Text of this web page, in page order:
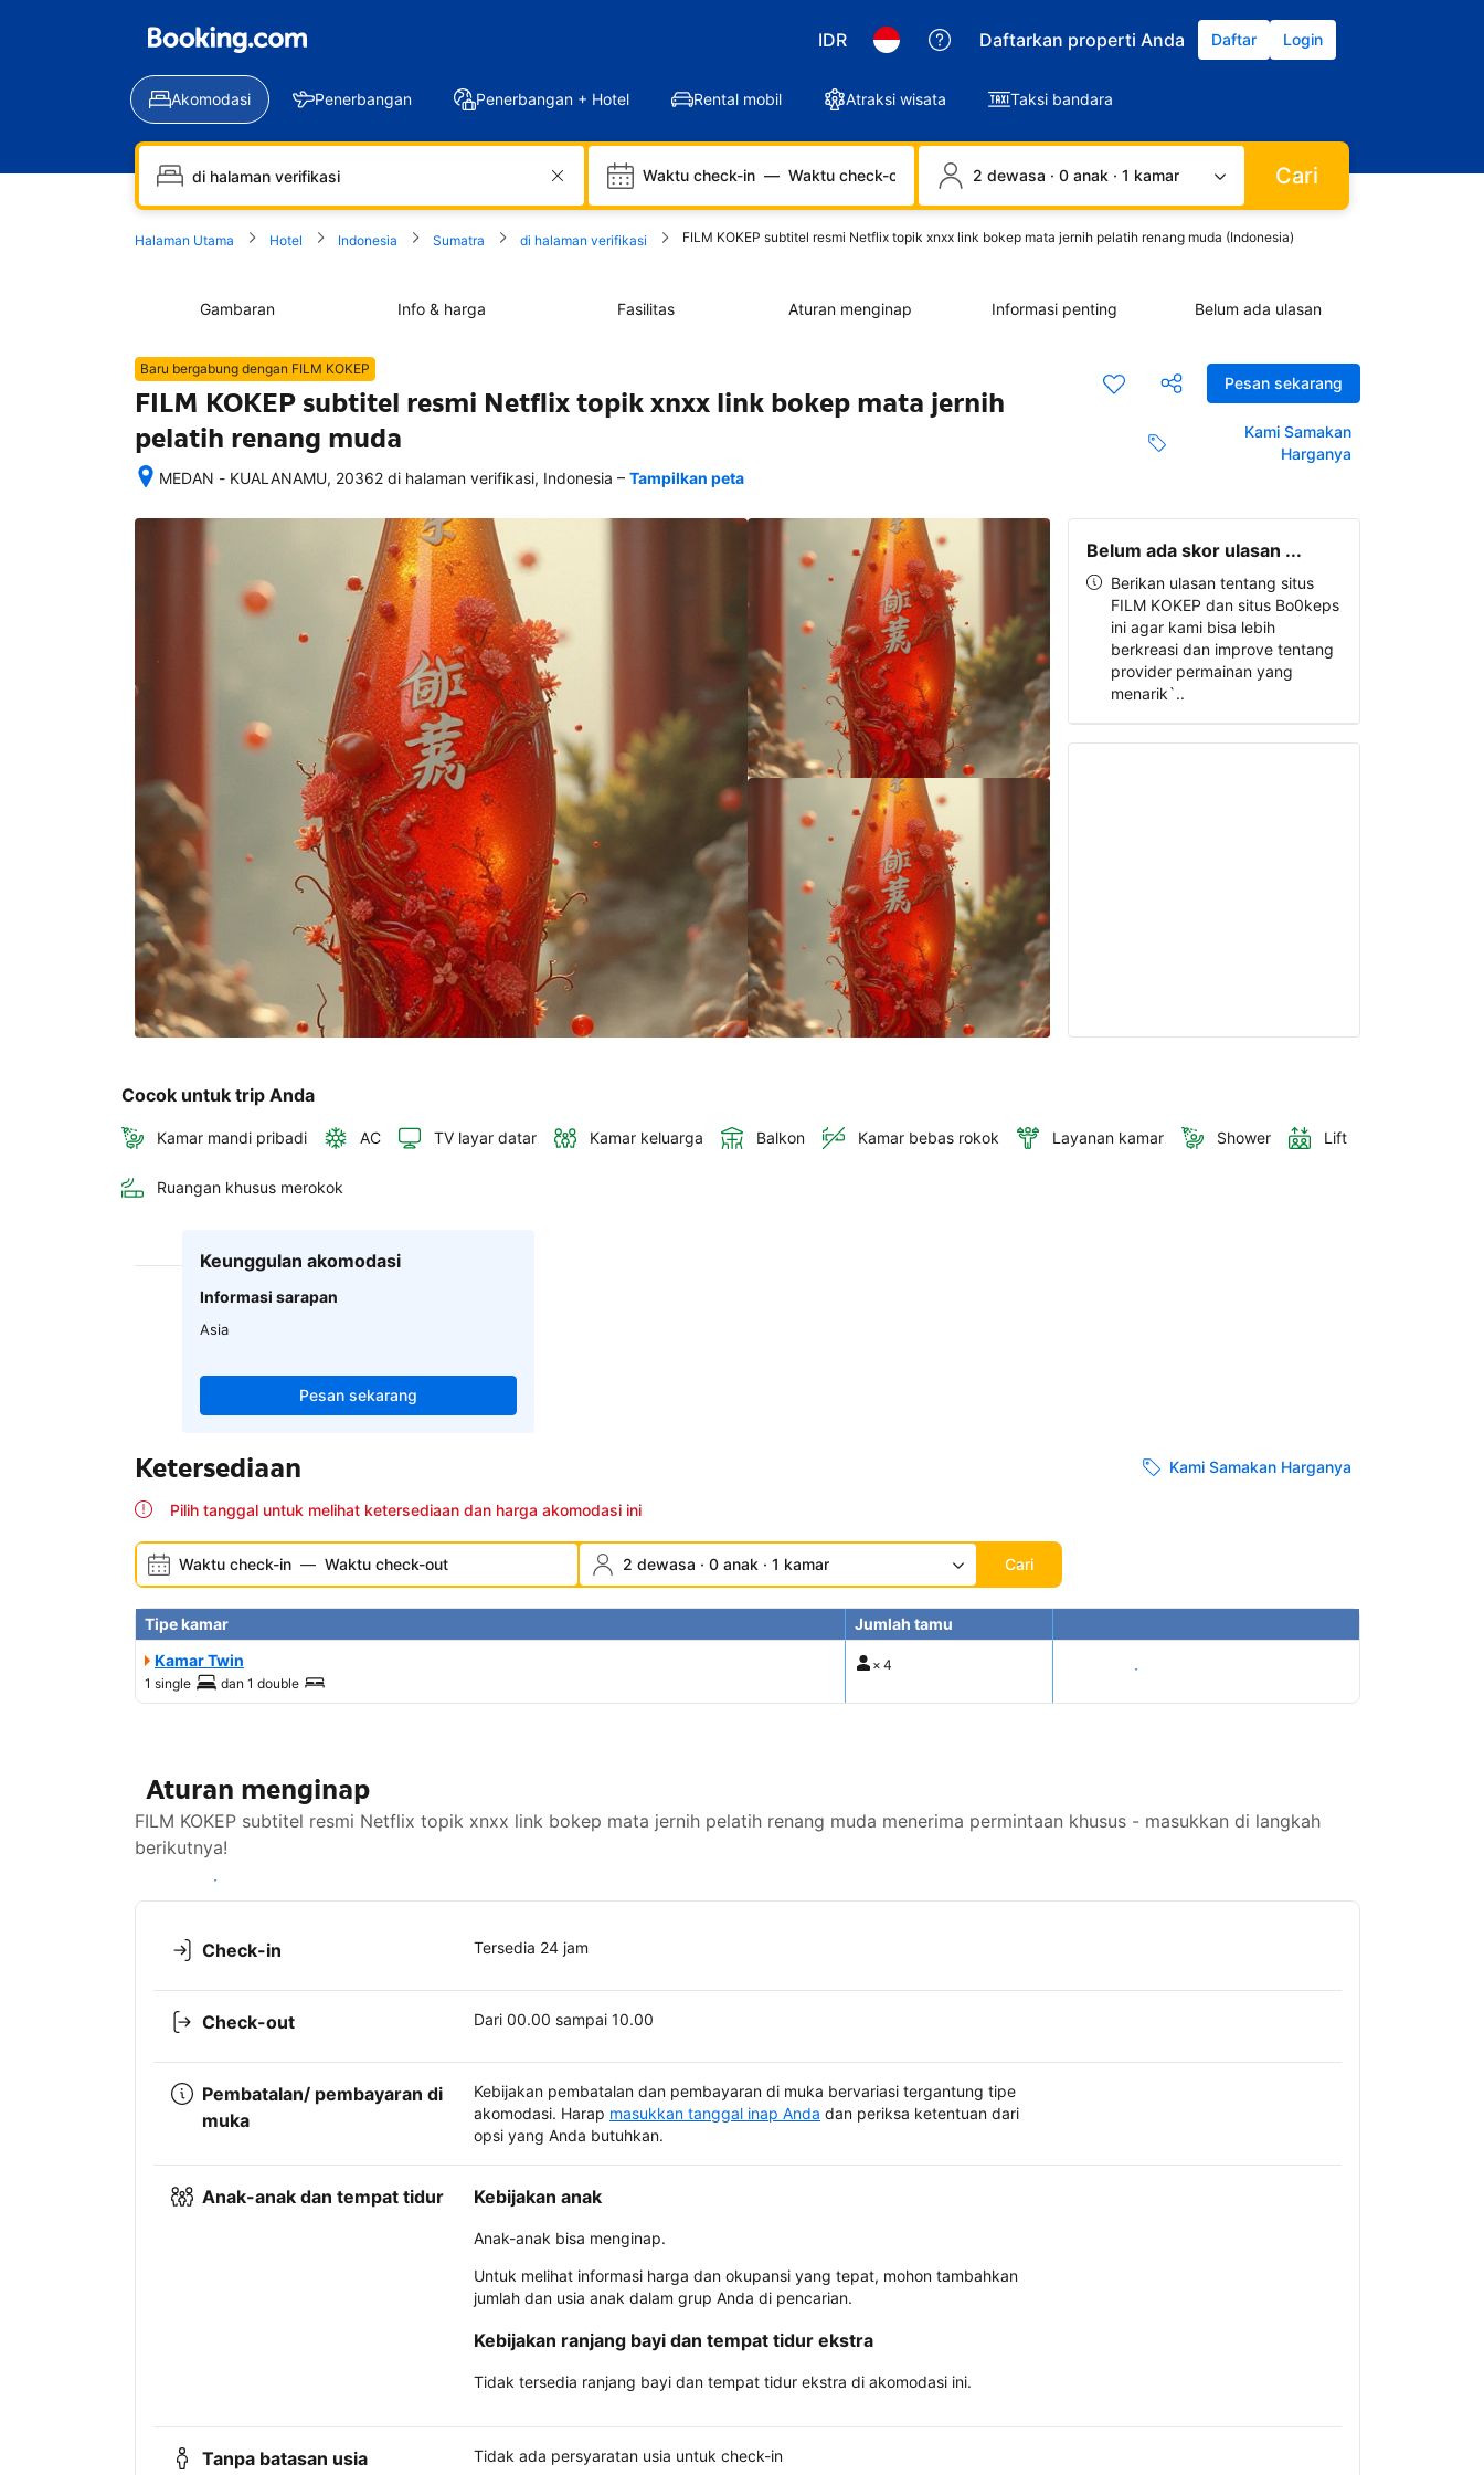
IDR Daftarkan properti Anda Daftar Login
Akomodasi Penerbangan Penerbangan + Hotel Rental mobil Atraksi wisata Taksi bandara
Waktu check-in — Waktu check-out 2 dewasa · 0 anak · 1 kamar Cari
Halaman Utama Hotel Indonesia Sumatra di halaman verifikasi FILM KOKEP subtitel resmi Netflix topik xnxx link bokep mata jernih pelatih renang muda (Indonesia)
Gambaran Info & harga Fasilitas Aturan menginap Informasi penting Belum ada ulasan
Pesan sekarang
Kami Samakan
Harganya
Baru bergabung dengan FILM KOKEP
FILM KOKEP subtitel resmi Netflix topik xnxx link bokep mata jernih
pelatih renang muda
MEDAN - KUALANAMU, 20362 di halaman verifikasi, Indonesia
memesan,
konfirmasi
pemesanan
akun
Anda.
– Tampilkan peta
Belum ada skor ulasan ...
Berikan ulasan tentang situs
FILM KOKEP dan situs Bo0keps
ini agar kami bisa lebih
berkreasi dan improve tentang
provider permainan yang
menarik`..
Cocok untuk trip Anda
Kamar mandi pribadi AC TV layar datar Kamar keluarga Balkon Kamar bebas rokok Layanan kamar Shower Lift
Ruangan khusus merokok
Keunggulan akomodasi
Informasi sarapan
Asia
Pesan sekarang
Ketersediaan Kami Samakan Harganya
Pilih tanggal untuk melihat ketersediaan dan harga akomodasi ini
Waktu check-in — Waktu check-out 2 dewasa · 0 anak · 1 kamar Cari
Tipe kamar
Jumlah tamu
Kamar Twin
1 single dan 1 double
× 4 Tampilkan harga
Aturan menginap
FILM KOKEP subtitel resmi Netflix topik xnxx link bokep mata jernih pelatih renang muda menerima permintaan khusus - masukkan di langkah
berikutnya!
Lihat ketersediaan
Check-in Tersedia 24 jam
Check-out Dari 00.00 sampai 10.00
Pembatalan/ pembayaran di
muka
Kebijakan pembatalan dan pembayaran di muka bervariasi tergantung tipe
akomodasi. Harap masukkan tanggal inap Anda dan periksa ketentuan dari
opsi yang Anda butuhkan.
Anak-anak dan tempat tidur Kebijakan anak
Anak-anak bisa menginap.
Untuk melihat informasi harga dan okupansi yang tepat, mohon tambahkan
jumlah dan usia anak dalam grup Anda di pencarian.
Kebijakan ranjang bayi dan tempat tidur ekstra
Tidak tersedia ranjang bayi dan tempat tidur ekstra di akomodasi ini.
Tanpa batasan usia Tidak ada persyaratan usia untuk check-in